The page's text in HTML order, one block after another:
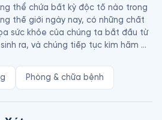
thể chứa bất kỳ độc tố nào trong
thế giới ngày nay, có những chất
sức khỏe của chúng ta bắt đầu từ
ra, và chúng tiếp tục kìm hãm
phải chúng trong cuộc sống hàng
Phòng & chữa bệnh